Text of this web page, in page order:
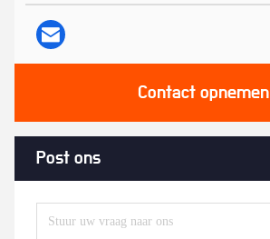
Contact opnemen
Post ons